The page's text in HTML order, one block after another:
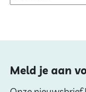
naar:
Meld je aan